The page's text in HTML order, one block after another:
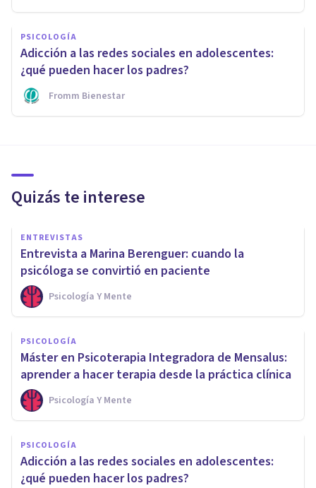
PSICOLOGÍA
Adicción a las redes sociales en adolescentes:
¿qué pueden hacer los padres?
Fromm Bienestar
Quizás te interese
ENTREVISTAS
Entrevista a Marina Berenguer: cuando la
psicóloga se convirtió en paciente
Psicología Y Mente
PSICOLOGÍA
Máster en Psicoterapia Integradora de Mensalus:
aprender a hacer terapia desde la práctica clínica
Psicología Y Mente
PSICOLOGÍA
Adicción a las redes sociales en adolescentes:
¿qué pueden hacer los padres?